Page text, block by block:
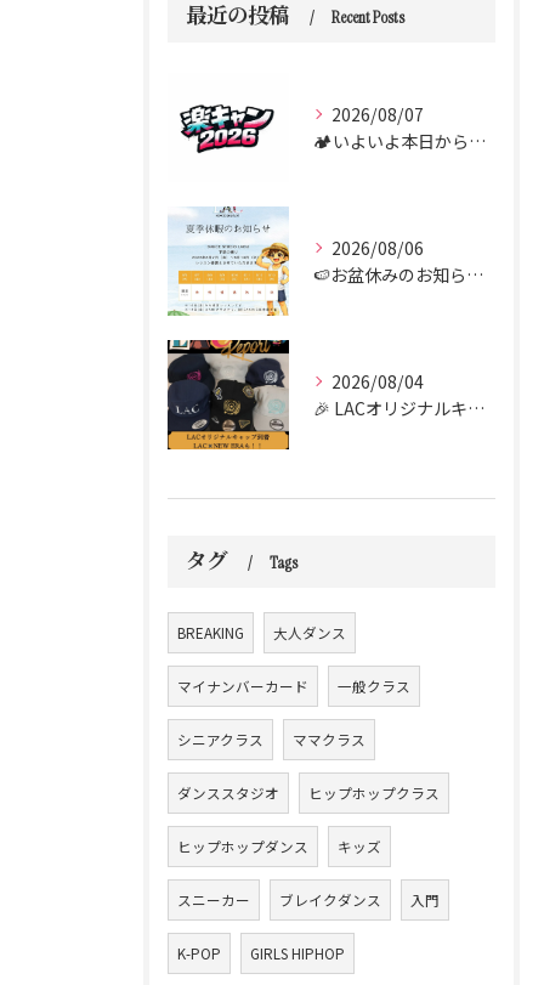
最近の投稿 Recent Posts
2026/08/07
🏕️いよいよ本日からダンス合宿 “楽キャン” がスタートしま...
2026/08/06
🍉お盆休みのお知らせ🍉
2026/08/04
🎉 LACオリジナルキャップがついに到着しました！！🧢✨
タグ Tags
BREAKING 大人ダンス
マイナンバーカード 一般クラス
シニアクラス ママクラス
ダンススタジオ ヒップホップクラス
ヒップホップダンス キッズ
スニーカー ブレイクダンス 入門
K-POP GIRLS HIPHOP